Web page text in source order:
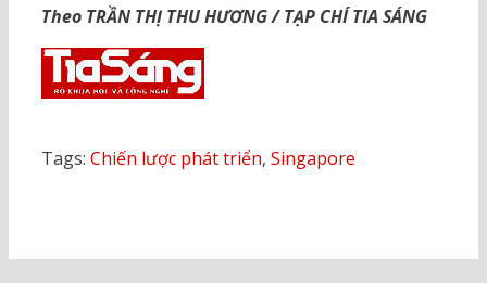
Theo TRẦN THỊ THU HƯƠNG / TẠP CHÍ TIA SÁNG
Tags: Chiến lược phát triển, Singapore